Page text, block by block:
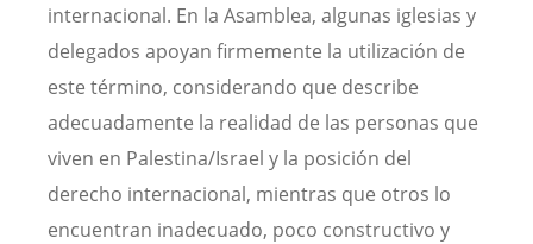
internacional. En la Asamblea, algunas iglesias y
delegados apoyan firmemente la utilización de
este término, considerando que describe
adecuadamente la realidad de las personas que
viven en Palestina/Israel y la posición del
derecho internacional, mientras que otros lo
encuentran inadecuado, poco constructivo y